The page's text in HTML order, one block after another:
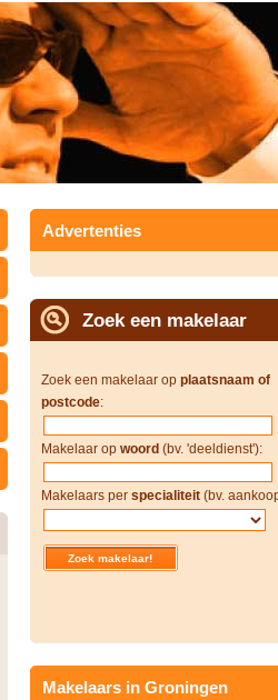
Advertenties
Zoek een makelaar
Zoek een makelaar op plaatsnaam of
postcode:
Makelaar op woord (bv. 'deeldienst'):
Makelaars per specialiteit (bv.
Makelaars in Groningen